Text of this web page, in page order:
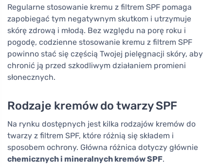
Regularne stosowanie kremu z filtrem SPF pomaga
zapobiegać tym negatywnym skutkom i utrzymuje
skórę zdrową i młodą. Bez względu na porę roku i
pogodę, codzienne stosowanie kremu z filtrem SPF
powinno stać się częścią Twojej pielęgnacji skóry, aby
chronić ją przed szkodliwym działaniem promieni
słonecznych.
Rodzaje kremów do twarzy SPF
Na rynku dostępnych jest kilka rodzajów kremów do
twarzy z filtrem SPF, które różnią się składem i
sposobem ochrony. Główna różnica dotyczy głównie
chemicznych i mineralnych kremów SPF.